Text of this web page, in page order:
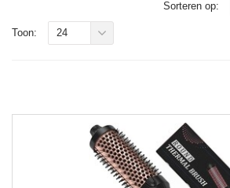
Sorteren op:
Toon: 24